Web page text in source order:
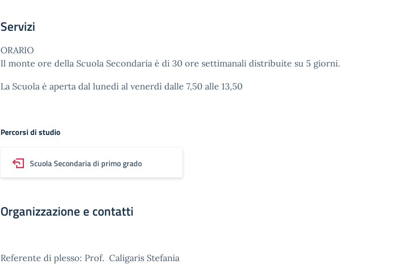
Servizi
ORARIO
Il monte ore della Scuola Secondaria è di 30 ore settimanali distribuite su 5 giorni.
La Scuola è aperta dal lunedì al venerdì dalle 7,50 alle 13,50
Percorsi di studio
Scuola Secondaria di primo grado
Organizzazione e contatti
Referente di plesso: Prof. Caligaris Stefania